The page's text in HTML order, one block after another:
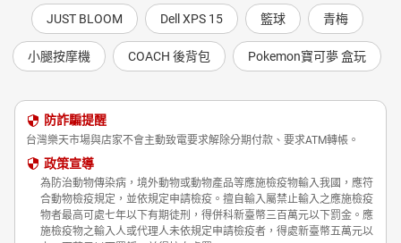
JUST BLOOM Dell XPS 15 籃球 青梅
小腿按摩機 COACH 後背包 Pokemon寶可夢 盒玩
防詐騙提醒
台灣樂天市場與店家不會主動致電要求解除分期付款、要求ATM轉帳。
政策宣導
為防治動物傳染病，境外動物或動物產品等應施檢疫物輸入我國，應符
合動物檢疫規定，並依規定申請檢疫。擅自輸入屬禁止輸入之應施檢疫
物者最高可處七年以下有期徒刑，得併科新臺幣三百萬元以下罰金。應
施檢疫物之輸入人或代理人未依規定申請檢疫者，得處新臺幣五萬元以